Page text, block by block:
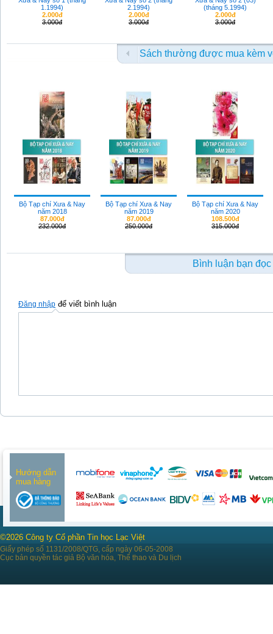
1.1994)
2.000đ
3.000đ
2.1994)
2.000đ
3.000đ
(tháng 5.1994)
2.000đ
3.000đ
Sách thường được mua kèm
Bộ Tạp chí Xưa & Nay
năm 2018
87.000đ
232.000đ
Bộ Tạp chí Xưa & Nay
năm 2019
87.000đ
250.000đ
Bộ Tạp chí Xưa & Nay
năm 2020
108.500đ
315.000đ
Bình luận bạn đọc
Đăng nhập để viết bình luận
Hướng dẫn
mua hàng
©2026 Công ty Cổ phần Tin học Lạc Việt
Giấy phép số 1131/2008/QTG, cấp ngày 06-05-2008
Cục bản quyền tác giả Bộ văn hóa, Thể thao và Du lịch